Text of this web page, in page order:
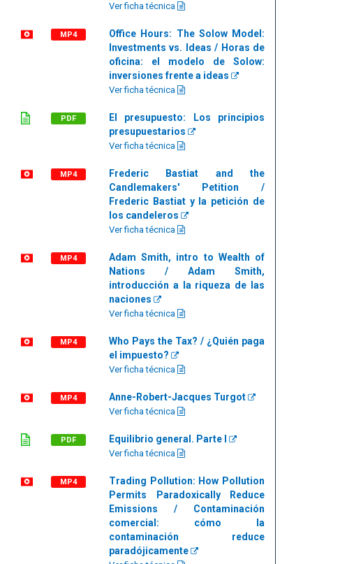
Ver ficha técnica
MP4
Office Hours: The Solow Model:
Investments vs. Ideas / Horas de
oficina: el modelo de Solow:
inversiones frente a ideas
Ver ficha técnica
PDF
El presupuesto: Los principios
presupuestarios
Ver ficha técnica
MP4
Frederic Bastiat and the
Candlemakers' Petition /
Frederic Bastiat y la petición de
los candeleros
Ver ficha técnica
MP4
Adam Smith, intro to Wealth of
Nations / Adam Smith,
introducción a la riqueza de las
naciones
Ver ficha técnica
MP4
Who Pays the Tax? / ¿Quién paga
el impuesto?
Ver ficha técnica
MP4 Anne-Robert-Jacques Turgot
Ver ficha técnica
PDF Equilibrio general. Parte I
Ver ficha técnica
MP4
Trading Pollution: How Pollution
Permits Paradoxically Reduce
Emissions / Contaminación
comercial: cómo la
contaminación reduce
paradójicamente